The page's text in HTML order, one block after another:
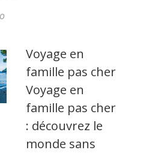
Voyage en
famille pas cher
Voyage en
famille pas cher
: découvrez le
monde sans